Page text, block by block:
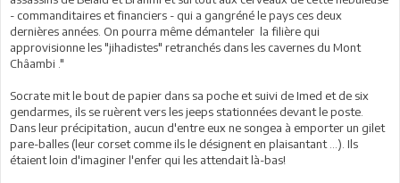
- commanditaires et financiers - qui a gangréné le pays ces deux
dernières années. On pourra même démanteler la filière qui
approvisionne les "jihadistes" retranchés dans les cavernes du Mont
Châambi ."
Socrate mit le bout de papier dans sa poche et suivi de Imed et de six
gendarmes, ils se ruèrent vers les jeeps stationnées devant le poste.
Dans leur précipitation, aucun d'entre eux ne songea à emporter un gilet
pare-balles (leur corset comme ils le désignent en plaisantant ...). Ils
étaient loin d'imaginer l'enfer qui les attendait là-bas!